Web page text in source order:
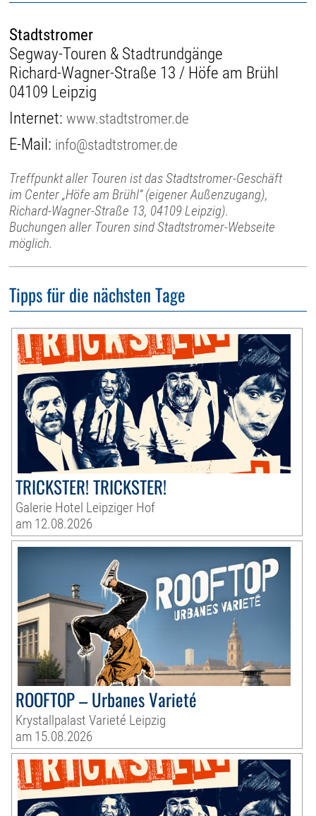
Stadtstromer
Segway-Touren & Stadtrundgänge
Richard-Wagner-Straße 13 / Höfe am Brühl
04109 Leipzig
Internet:www.stadtstromer.de
E-Mail: info@stadtstromer.de
Treffpunkt aller Touren ist das Stadtstromer-Geschäft
im Center „Höfe am Brühl“ (eigener Außenzugang),
Richard-Wagner-Straße 13, 04109 Leipzig).
Buchungen aller Touren sind Stadtstromer-Webseite
möglich.
Tipps für die nächsten Tage
TRICKSTER! TRICKSTER!
Galerie Hotel Leipziger Hof
am 12.08.2026
ROOFTOP – Urbanes Varieté
Krystallpalast Varieté Leipzig
am 15.08.2026